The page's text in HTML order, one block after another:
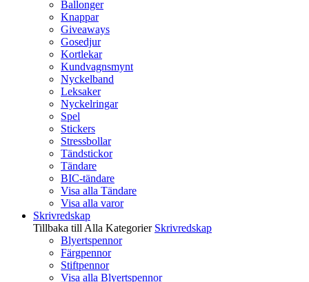
Ballonger
Knappar
Giveaways
Gosedjur
Kortlekar
Kundvagnsmynt
Nyckelband
Leksaker
Nyckelringar
Spel
Stickers
Stressbollar
Tändstickor
Tändare
BIC-tändare
Visa alla Tändare
Visa alla varor
Skrivredskap
Tillbaka till Alla Kategorier Skrivredskap
Blyertspennor
Färgpennor
Stiftpennor
Visa alla Blyertspennor